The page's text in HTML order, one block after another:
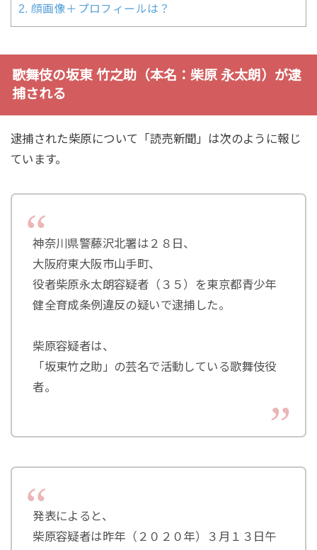
2. 顔画像＋プロフィールは？
歌舞伎の坂東 竹之助（本名：柴原 永太朗）が逮
捕される
逮捕された柴原について「読売新聞」は次のように報じ
ています。
神奈川県警藤沢北署は２８日、
大阪府東大阪市山手町、
役者柴原永太朗容疑者（３５）を東京都青少年
健全育成条例違反の疑いで逮捕した。
柴原容疑者は、
「坂東竹之助」の芸名で活動している歌舞伎役
者。
発表によると、
柴原容疑者は昨年（２０２０年）３月１３日午